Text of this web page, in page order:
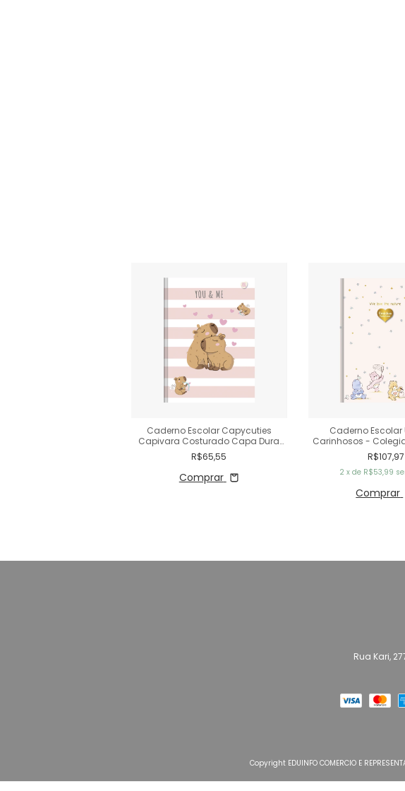
Caderno Escolar Capycuties
Capivara Costurado Capa Dura
160 Fls
R$65,55
Comprar
Caderno Escolar
Carinhosos -
Capa Dura 160
R$107,97
2 x de R$53,99
Comprar
Rua Kari,
Copyright EDUINFO COMERCIO E